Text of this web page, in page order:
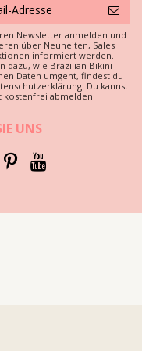
Umrandungen)
Es ist besser, Ihre
Newsletter anmelden und
über Neuheiten, Sales
informiert werden.
dazu, wie Brazilian Bikini
Daten umgeht, findest du
Du kannst
kostenfrei abmelden.
UNS